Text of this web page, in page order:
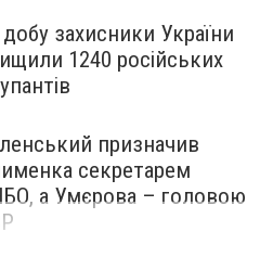
захисники України
1240 російських
призначив
секретарем
а Умєрова – головою